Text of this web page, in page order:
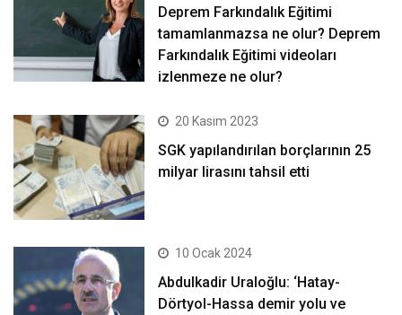
Deprem Farkındalık Eğitimi
tamamlanmazsa ne olur? Deprem
Farkındalık Eğitimi videoları
izlenmeze ne olur?
20 Kasım 2023
SGK yapılandırılan borçlarının 25
milyar lirasını tahsil etti
10 Ocak 2024
Abdulkadir Uraloğlu: ‘Hatay-
Dörtyol-Hassa demir yolu ve